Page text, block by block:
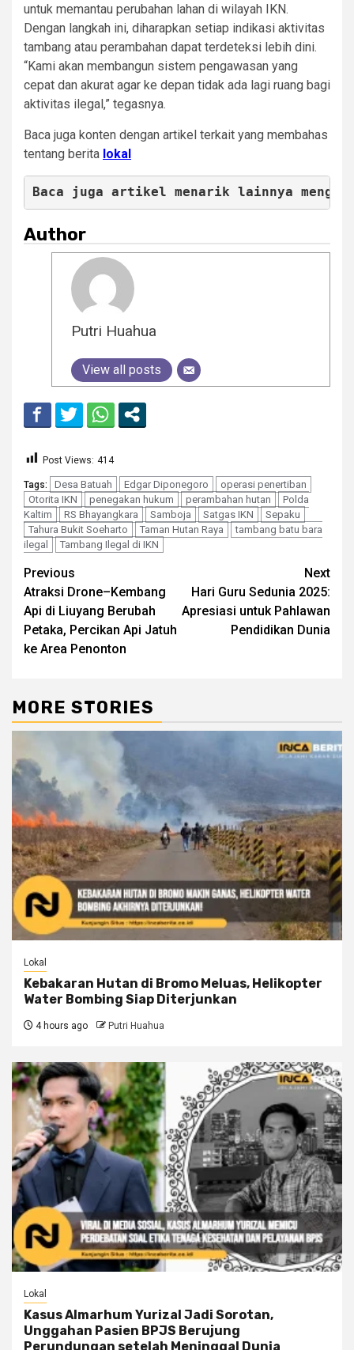
untuk memantau perubahan lahan di wilayah IKN.
Dengan langkah ini, diharapkan setiap indikasi aktivitas
tambang atau perambahan dapat terdeteksi lebih dini.
“Kami akan membangun sistem pengawasan yang
cepat dan akurat agar ke depan tidak ada lagi ruang bagi
aktivitas ilegal,” tegasnya.
Baca juga konten dengan artikel terkait yang membahas
tentang berita lokal
Baca juga artikel menarik lainnya
Author
Putri Huahua
View all posts
Post Views: 414
Tags: Desa Batuah Edgar Diponegoro
operasi penertiban
Otorita IKN
penegakan hukum perambahan hutan
Polda
Kaltim
RS Bhayangkara Samboja Satgas IKN
Sepaku
Tahura Bukit Soeharto
Taman Hutan Raya
tambang batu bara
ilegal
Tambang Ilegal di IKN
Continue
Reading
Previous
Atraksi Drone–Kembang
Api di Liuyang Berubah
Petaka, Percikan Api Jatuh
ke Area Penonton
Next
Hari Guru Sedunia 2025:
Apresiasi untuk Pahlawan
Pendidikan Dunia
MORE STORIES
Lokal
Kebakaran Hutan di Bromo Meluas, Helikopter
Water Bombing Siap Diterjunkan
4 hours ago Putri Huahua
Lokal
Kasus Almarhum Yurizal Jadi Sorotan,
Unggahan Pasien BPJS Berujung
Perundungan setelah Meninggal Dunia